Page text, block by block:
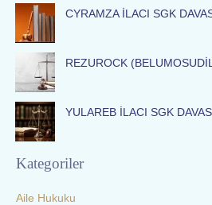
:
CYRAMZA İLACI SGK
REZUROCK
YULAREB İLACI SGK DAVASI
Kategoriler
Aile Hukuku